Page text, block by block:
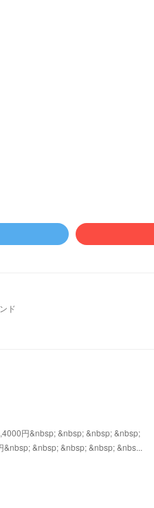
ド
円&nbsp; &nbsp; &nbsp; &nbsp;
&nbsp; &nbsp; &nbsp; &nbs...